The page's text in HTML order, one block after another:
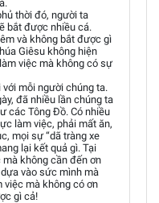
thời đó, người ta
bắt được nhiều cá.
và không bắt được gì
Giêsu không hiện
việc mà không có sự
mỗi người chúng ta.
đã nhiều lần chúng ta
các Tông Đồ. Có nhiều
làm việc, phải mất ăn,
mọi sự “dã tràng xe
lại kết quả gì. Tại
không cần đến ơn
vào sức mình mà
việc mà không có ơn
gì cả!